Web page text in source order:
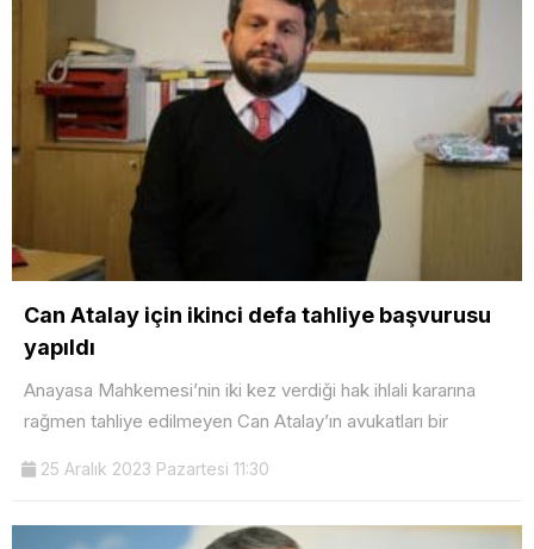
Can Atalay için ikinci defa tahliye başvurusu
yapıldı
Anayasa Mahkemesi’nin iki kez verdiği hak ihlali kararına
rağmen tahliye edilmeyen Can Atalay’ın avukatları bir
25 Aralık 2023 Pazartesi 11:30